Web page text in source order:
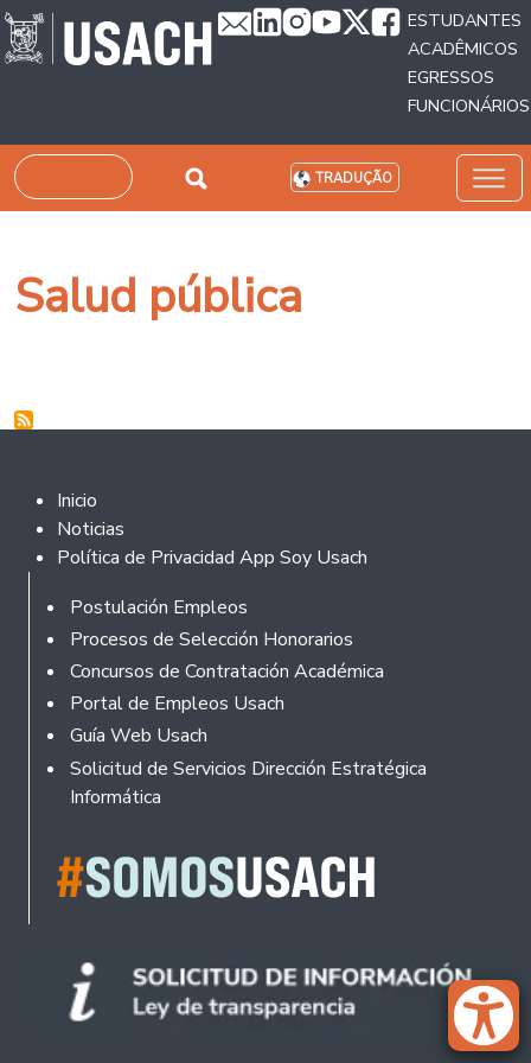
Passar para o conteúdo principal
ESTUDANTES
ACADÊMICOS
EGRESSOS
FUNCIONÁRIOS
Pesquisar TRADUÇÃO
Salud pública
Footer 2
Inicio
Noticias
Política de Privacidad App Soy Usach
Rodapé
Postulación Empleos
Procesos de Selección Honorarios
Concursos de Contratación Académica
Portal de Empleos Usach
Guía Web Usach
Solicitud de Servicios Dirección Estratégica
Informática